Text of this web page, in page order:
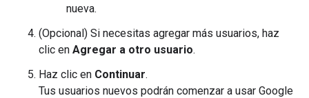
nueva.
(Opcional) Si necesitas agregar más usuarios, haz
clic en Agregar a otro usuario.
Haz clic en Continuar.
Tus usuarios nuevos podrán comenzar a usar Google